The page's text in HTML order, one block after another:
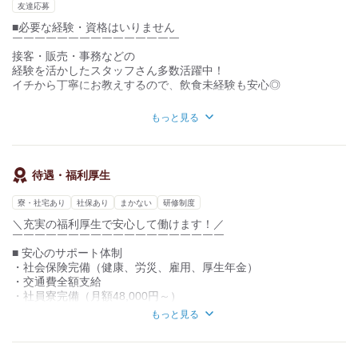
★安心ポイント★
OJTで基礎から丁寧に
先輩が横で実践フォロー。
未経験でも丁寧にサポートしますので、
友達応募
■必要な経験・資格はいりません
￣￣￣￣￣￣￣￣￣￣￣￣￣￣￣
接客・販売・事務などの
経験を活かしたスタッフさん多数活躍中！
イチから丁寧にお教えするので、飲食未経験も安心◎
将来お店を持ちたい方も全力サポート。
お気軽にご応募ください。
kkw_assh2608
もっと見る
待遇・福利厚生
寮・社宅あり 社保あり まかない 研修制度
＼充実の福利厚生で安心して働けます！／
￣￣￣￣￣￣￣￣￣￣￣￣￣￣￣￣￣￣￣
■ 安心のサポート体制
・社会保険完備（健康、労災、雇用、厚生年金）
・交通費全額支給
・社員寮完備（月額48,000円～）
もっと見る